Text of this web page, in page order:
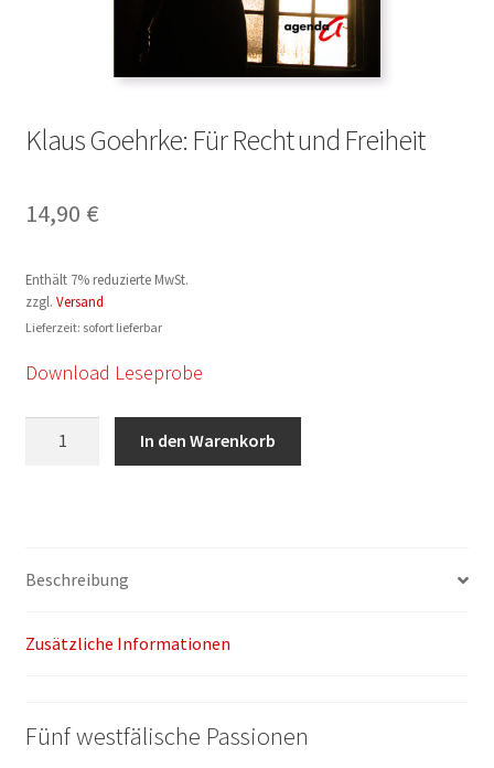
Klaus Goehrke: Für Recht und Freiheit
14,90 €
Enthält 7% reduzierte MwSt.
zzgl. Versand
Lieferzeit: sofort lieferbar
Download Leseprobe
In den Warenkorb
Beschreibung
Zusätzliche Informationen
Fünf westfälische Passionen